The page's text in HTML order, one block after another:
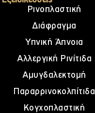
Ρινοπλαστική
Διάφραγμα
Υπνική Άπνοια
Αλλεργική Ρινίτιδα
Αμυγδαλεκτομή
Παραρρινοκολπίτιδα
Κογχοπλαστική